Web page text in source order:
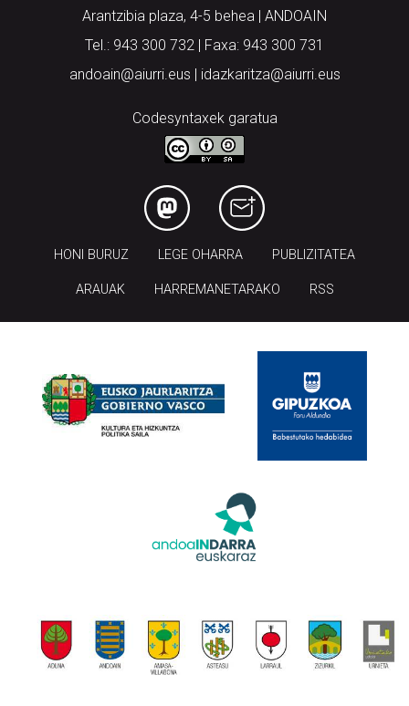
Arantzibia plaza, 4-5 behea | ANDOAIN
Tel.: 943 300 732 | Faxa: 943 300 731
andoain@aiurri.eus | idazkaritza@aiurri.eus
Codesyntaxek garatua
HONI BURUZ LEGE OHARRA PUBLIZITATEA
ARAUAK HARREMANETARAKO RSS